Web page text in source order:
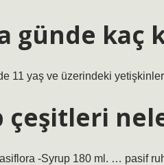
günde kaç
11 yaş ve üzerindeki
çeşitleri
-Syrup 180 ml. … pasif